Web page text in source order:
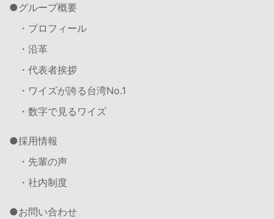
グループ概要
・プロフィール
・沿革
・代表者挨拶
・ワイズが誇る台湾No.1
・数字で見るワイズ
採用情報
・先輩の声
・社内制度
お問い合わせ